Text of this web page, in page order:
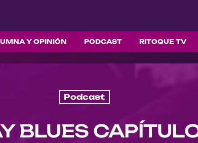
Y OPINIÓN PODCAST RITOQUE TV
Podcast
BLUES